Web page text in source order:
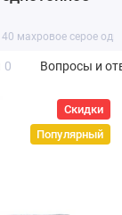
махровое серое
0 Вопросы и
Скидки
Популярный